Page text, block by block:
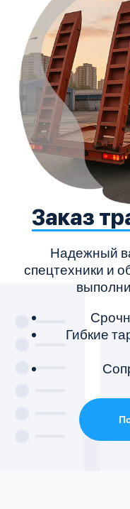
Заказ
Надежный
спецтехники и
Гибкие